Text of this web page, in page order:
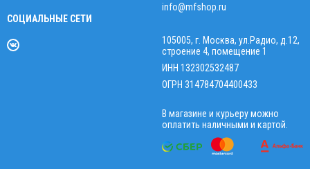
СОЦИАЛЬНЫЕ СЕТИ
info@mfshop.ru
105005, г. Москва, ул.Радио, д.12,
строение 4, помещение 1
ИНН 132302532487
ОГРН 314784704400433
В магазине и курьеру можно
оплатить наличными и картой.